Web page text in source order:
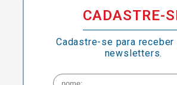
CADASTRE-
Cadastre-se para receber
newsletters.